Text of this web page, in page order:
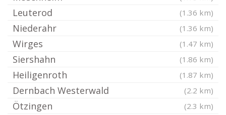
Leuterod (1.36 km)
Niederahr (1.36 km)
Wirges (1.47 km)
Siershahn (1.86 km)
Heiligenroth (1.87 km)
Dernbach Westerwald (2.2 km)
Ötzingen (2.3 km)